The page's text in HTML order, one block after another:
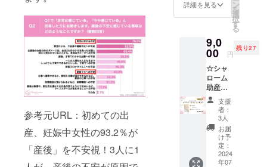
参考元URL：初めての出
産、妊娠中女性の93.2％が
「産後」を不安視！3人に1
載くだ
さい
存料、
調味料
てない
ので体
に優し
い離乳
食で
す。 ●
離乳食
セット
＋お礼
のメー
ル ●
メール
アドレ
90cm）
(Ｗ:ウ
Ｈ:ヒッ
プ) 国内
縫製 ●
新月
ショー
ツ＜Sサ
イズ＞
＋お礼
のメー
ル ●
メール
アドレ
ス・お
染色）
トレー
ドオー
クコッ
トン
100%
ゴム
（直接
肌に触
れませ
ん） サ
イズ：
方にも
す。 足
の付け
根や腹
部を締
め付け
ない形
で、愛
らしく
柔らか
なレー
スが印
象的で
す。
【限定5
枚】 生
地はも
ん、国
産オリ
ジナル
レー
ス、縫
い糸、
全て
フェア
トレー
ド・
オーガ
ニック
コット
ン100%
詳細を見る ン
を
選
択
す
る
9,0
00 円
残り27
☆シャ
ローム
助産院
が提携
してい
る企業
の腹巻
＋お礼
のメー
ル【限
定30
支援
者：
3人
お届
け予
定：
2024
年07